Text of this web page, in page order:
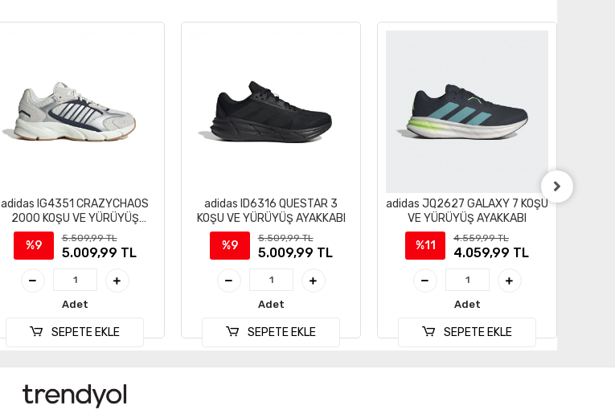
adidas IG4351 CRAZYCHAOS
2000 KOŞU VE YÜRÜYÜŞ
AYAKKABI
%9
5.509,99 TL
5.009,99 TL
Adet
SEPETE EKLE
adidas ID6316 QUESTAR 3
KOŞU VE YÜRÜYÜŞ AYAKKABI
%9
5.509,99 TL
5.009,99 TL
Adet
SEPETE EKLE
adidas JQ2627 GALAXY 7 KOŞU
VE YÜRÜYÜŞ AYAKKABI
%11
4.559,99 TL
4.059,99 TL
Adet
SEPETE EKLE